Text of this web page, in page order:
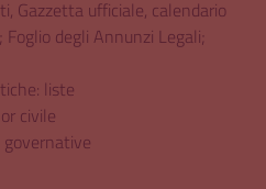
Gazzetta ufficiale, calendario
degli Annunzi Legali;
liste
civile
governative